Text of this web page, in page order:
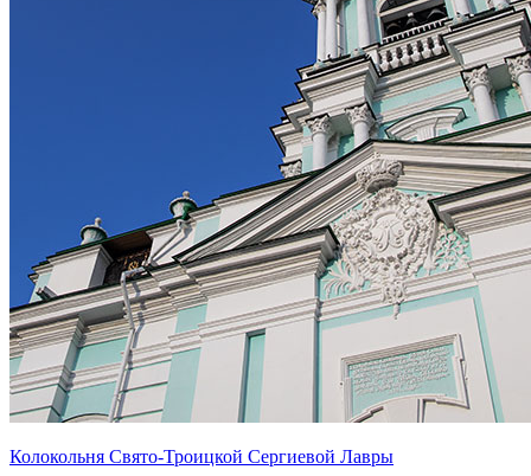
Колокольня Свято-Троицкой Сергиевой Лавры